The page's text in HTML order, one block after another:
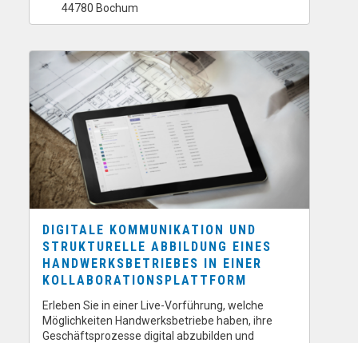
44780 Bochum
DIGITALE KOMMUNIKATION UND
STRUKTURELLE ABBILDUNG EINES
HANDWERKSBETRIEBES IN EINER
KOLLABORATIONSPLATTFORM
Erleben Sie in einer Live-Vorführung, welche
Möglichkeiten Handwerksbetriebe haben, ihre
Geschäftsprozesse digital abzubilden und